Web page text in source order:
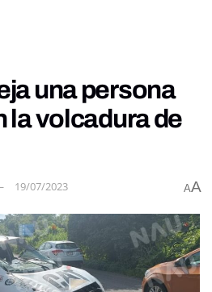
una persona
la volcadura de
19/07/2023 AA